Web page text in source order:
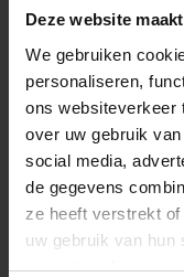
Deze website
We gebruiken
personaliseren,
ons websiteverkeer
over uw gebruik
social media,
de gegevens
ze heeft verstrekt
uw gebruik van hun
accepteren!